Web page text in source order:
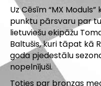
Uz Cēsīm “MX
punktu pārsvaru par
lietuviešu ekipāžu
Baltušis, kuri tāpat kā
goda pjedestālu
nopelnījuši.
Toties par bronzas